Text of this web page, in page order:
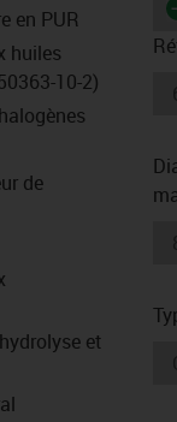
en PUR
huiles
10-2)
de
et